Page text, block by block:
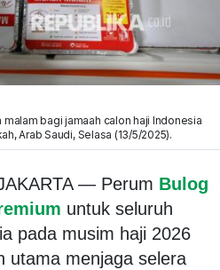
bagi jamaah calon haji Indonesia
Arab Saudi, Selasa (13/5/2025).
— Perum Bulog
untuk seluruh
pada musim haji 2026
utama menjaga selera